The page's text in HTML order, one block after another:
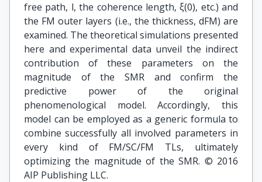
free path, l, the coherence length, ξ(0), etc.) and
the FM outer layers (i.e., the thickness, dFM) are
examined. The theoretical simulations presented
here and experimental data unveil the indirect
contribution of these parameters on the
magnitude of the SMR and confirm the
predictive power of the original
phenomenological model. Accordingly, this
model can be employed as a generic formula to
combine successfully all involved parameters in
every kind of FM/SC/FM TLs, ultimately
optimizing the magnitude of the SMR. © 2016
AIP Publishing LLC.